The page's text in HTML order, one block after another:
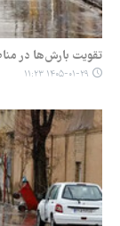
تقویت بارش‌ها در
۱۴۰۵-۰۱-۲۹ ۱۱:۲۳